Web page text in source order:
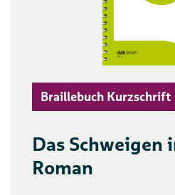
Braillebuch Kurzschrift
Das Schweigen
Roman